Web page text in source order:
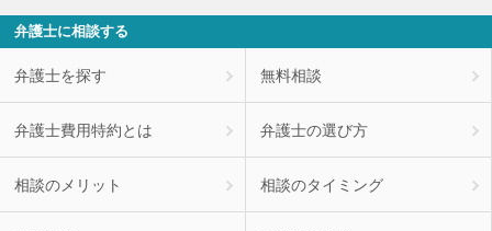
弁護士に相談する
弁護士を探す 無料相談
弁護士費用特約とは 弁護士の選び方
相談のメリット 相談のタイミング